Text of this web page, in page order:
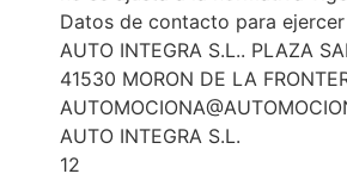
Datos de contacto para
AUTO INTEGRA S.L.. PLAZA
41530 MORON DE LA
AUTO INTEGRA S.L.
12